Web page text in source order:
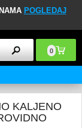
POGLEDAJ
0
KALJENO